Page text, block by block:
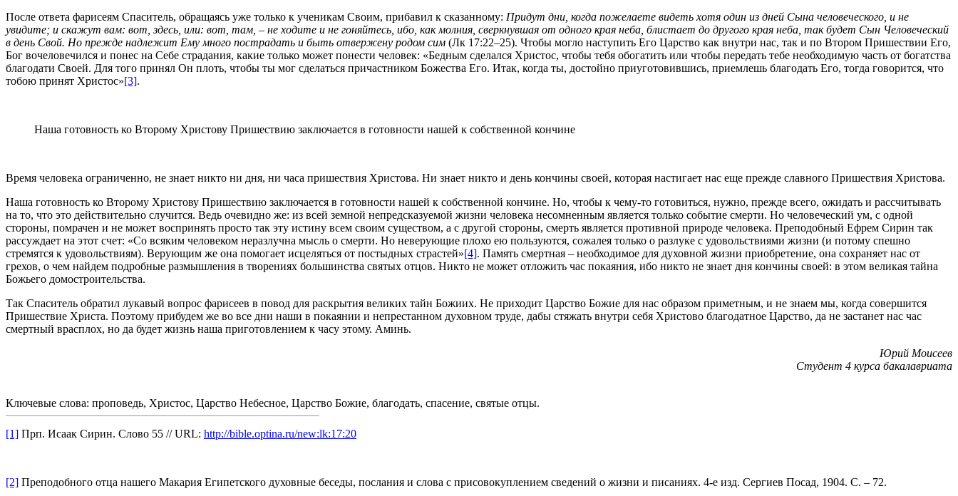
После ответа фарисеям Спаситель, обращаясь уже только к ученикам Своим, прибавил к сказанному: Придут дни, когда пожелаете видеть хотя один из дней Сына человеческого, и не
увидите; и скажут вам: вот, здесь, или: вот, там, – не ходите и не гоняйтесь, ибо, как молния, сверкнувшая от одного края неба, блистает до другого края неба, так будет Сын Человеческий
в день Свой. Но прежде надлежит Ему много пострадать и быть отвержену родом сим (Лк 17:22–25). Чтобы могло наступить Его Царство как внутри нас, так и по Втором Пришествии Его,
Бог вочеловечился и понес на Себе страдания, какие только может понести человек: «Бедным сделался Христос, чтобы тебя обогатить или чтобы передать тебе необходимую часть от богатства
благодати Своей. Для того принял Он плоть, чтобы ты мог сделаться причастником Божества Его. Итак, когда ты, достойно приуготовившись, приемлешь благодать Его, тогда говорится, что
тобою принят Христос»[3].
Наша готовность ко Второму Христову Пришествию заключается в готовности нашей к собственной кончине
Время человека ограниченно, не знает никто ни дня, ни часа пришествия Христова. Ни знает никто и день кончины своей, которая настигает нас еще прежде славного Пришествия Христова.
Наша готовность ко Второму Христову Пришествию заключается в готовности нашей к собственной кончине. Но, чтобы к чему-то готовиться, нужно, прежде всего, ожидать и рассчитывать
на то, что это действительно случится. Ведь очевидно же: из всей земной непредсказуемой жизни человека несомненным является только событие смерти. Но человеческий ум, с одной
стороны, помрачен и не может воспринять просто так эту истину всем своим существом, а с другой стороны, смерть является противной природе человека. Преподобный Ефрем Сирин так
рассуждает на этот счет: «Со всяким человеком неразлучна мысль о смерти. Но неверующие плохо ею пользуются, сожалея только о разлуке с удовольствиями жизни (и потому спешно
стремятся к удовольствиям). Верующим же она помогает исцеляться от постыдных страстей»[4]. Память смертная – необходимое для духовной жизни приобретение, она сохраняет нас от
грехов, о чем найдем подробные размышления в творениях большинства святых отцов. Никто не может отложить час покаяния, ибо никто не знает дня кончины своей: в этом великая тайна
Божьего домостроительства.
Так Спаситель обратил лукавый вопрос фарисеев в повод для раскрытия великих тайн Божиих. Не приходит Царство Божие для нас образом приметным, и не знаем мы, когда совершится
Пришествие Христа. Поэтому прибудем же во все дни наши в покаянии и непрестанном духовном труде, дабы стяжать внутри себя Христово благодатное Царство, да не застанет нас час
смертный врасплох, но да будет жизнь наша приготовлением к часу этому. Аминь.
Юрий Моисеев
Студент 4 курса бакалавриата
Ключевые слова: проповедь, Христос, Царство Небесное, Царство Божие, благодать, спасение, святые отцы.
[1] Прп. Исаак Сирин. Слово 55 // URL: http://bible.optina.ru/new:lk:17:20
[2] Преподобного отца нашего Макария Египетского духовные беседы, послания и слова с присовокуплением сведений о жизни и писаниях. 4-е изд. Сергиев Посад, 1904. С. – 72.